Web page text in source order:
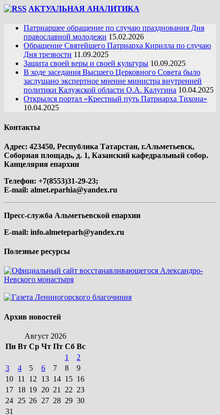
АКТУАЛЬНАЯ АНАЛИТИКА
Патриаршее обращение по случаю празднования Дня
православной молодежи 15.02.2026
Обращение Святейшего Патриарха Кирилла по случаю
Дня трезвости 11.09.2025
Защита своей веры и своей культуры 10.09.2025
В ходе заседания Высшего Церковного Совета было
заслушано экспертное мнение министра внутренней
политики Калужской области О.А. Калугина 10.04.2025
Открылся портал «Крестный путь Патриарха Тихона»
10.04.2025
Контакты
Адрес: 423450, Республика Татарстан, г.Альметьевск,
Соборная площадь, д. 1, Казанский кафедральный собор.
Канцелярия епархии
Телефон: +7(8553)31-29-23;
E-mail: almet.eparhia@yandex.ru
Пресс-служба Альметьевской епархии
E-mail: info.almeteparh@yandex.ru
Полезные ресурсы
Архив новостей
Август 2026
Пн Вт Ср Чт Пт Сб Вс
1
2
3
4 5 6 7 8
9
10 11 12 13 14 15 16
17 18 19 20 21 22 23
24 25 26 27 28 29 30
31